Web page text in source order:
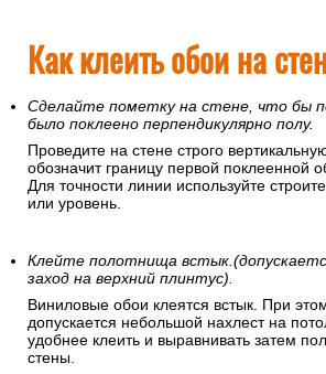
Как клеить обои на
Сделайте пометку на стене, что бы
было поклеено перпендикулярно полу.
Проведите на стене строго
обозначит границу первой поклеенной
Для точности линии используйте
или уровень.
Клейте полотнища
заход на верхний плинтус).
Виниловые обои клеятся встык. При
допускается небольшой нахлест на
удобнее клеить и выравнивать затем
стены.